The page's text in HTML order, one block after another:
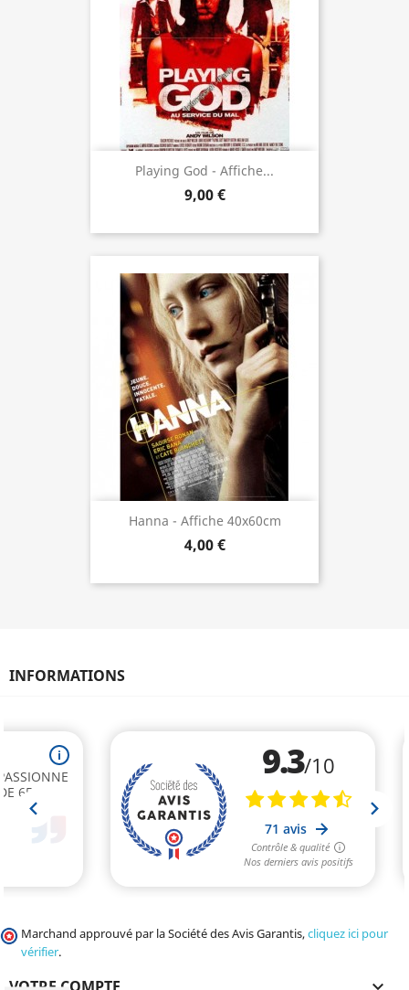
Playing God - Affiche...
9,00 €
Hanna - Affiche 40x60cm
4,00 €
INFORMATIONS
Marchand approuvé par la Société des Avis Garantis,cliquez ici pour
vérifier.